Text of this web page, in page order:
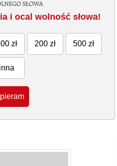
i ocal wolność słowa!
zł 200 zł 500 zł
inna